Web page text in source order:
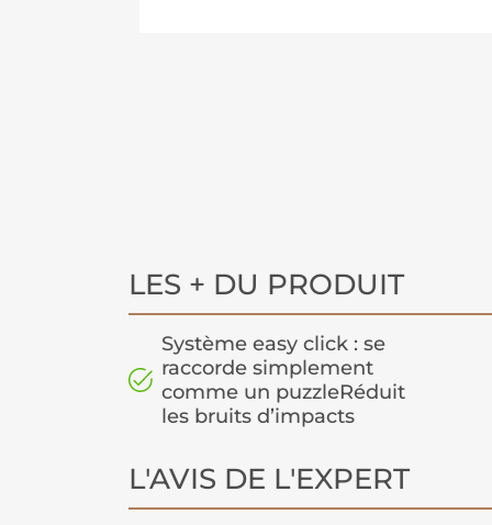
LES + DU PRODUIT
Système easy click : se
raccorde simplement
comme un puzzleRéduit
les bruits d’impacts
L'AVIS DE L'EXPERT